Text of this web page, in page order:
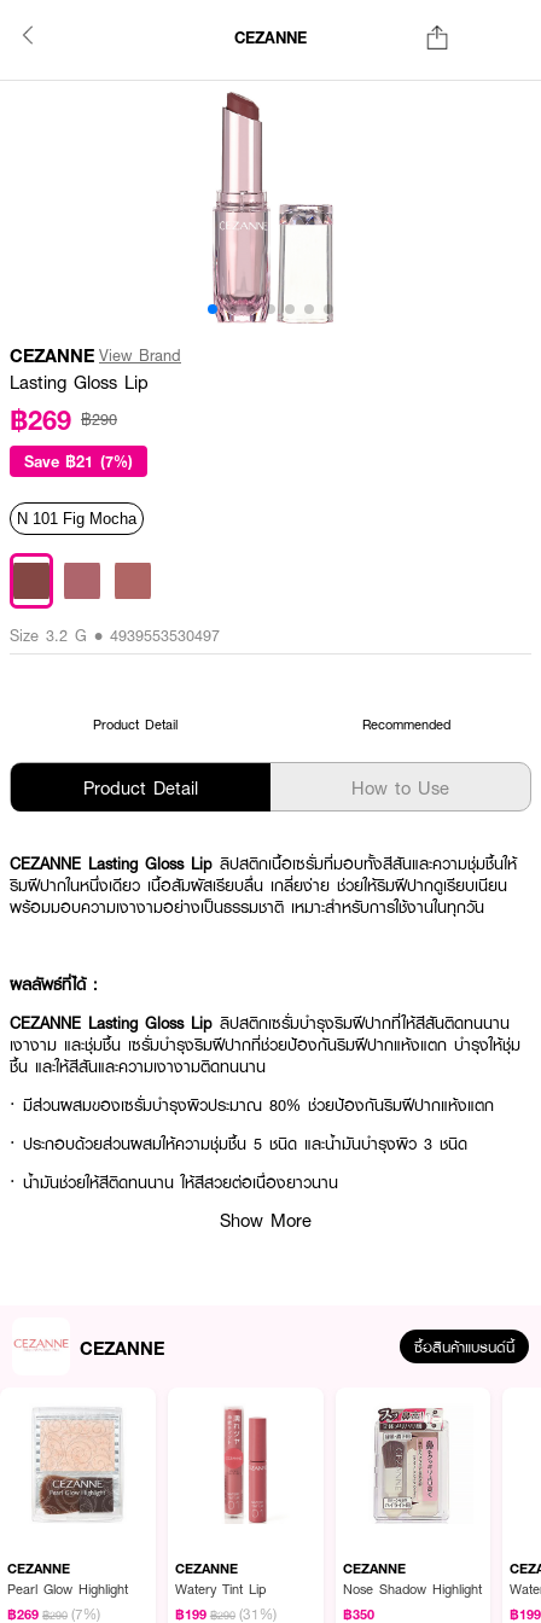
CEZANNE
CEZANNE View Brand
Lasting Gloss Lip
฿269 ฿290
Save ฿21 (7%)
N 101 Fig Mocha
Size 3.2 G • 4939553530497
Product Detail Recommended
Product Detail How to Use
CEZANNE Lasting Gloss Lip ลิปสติกเนื้อเซรั่มที่มอบทั้งสีสันและความชุ่มชื้นให้
ริมฝีปากในหนึ่งเดียว เนื้อสัมผัสเรียบลื่น เกลี่ยง่าย ช่วยให้ริมฝีปากดูเรียบเนียน
พร้อมมอบความเงางามอย่างเป็นธรรมชาติ เหมาะสำหรับการใช้งานในทุกวัน
ผลลัพธ์ที่ได้ :
CEZANNE Lasting Gloss Lip ลิปสติกเซรั่มบำรุงริมฝีปากที่ให้สีสันติดทนนาน
เงางาม และชุ่มชื้น เซรั่มบำรุงริมฝีปากที่ช่วยป้องกันริมฝีปากแห้งแตก บำรุงให้ชุ่ม
ชื้น และให้สีสันและความเงางามติดทนนาน
· มีส่วนผสมของเซรั่มบำรุงผิวประมาณ 80% ช่วยป้องกันริมฝีปากแห้งแตก
· ประกอบด้วยส่วนผสมให้ความชุ่มชื้น 5 ชนิด และน้ำมันบำรุงผิว 3 ชนิด
· น้ำมันช่วยให้สีติดทนนาน ให้สีสวยต่อเนื่องยาวนาน
· มีส่วนผสมของน้ำมันที่ละลายในอุณหภูมิริมฝีปาก ให้สัมผัสเนียนนุ่ม เงางามสวย
· FDA Registration No. : 10-2-6900010048
How to Use :
ทาลงบนริมฝีปากในปริมาณที่เหมาะสม
3 เฉดสี
101 Fig Mocha สีน้ำตาลอ่อนอบอุ่นอมแดง
201 Pink Rosé สีชมพูใสที่มอบผิวเปล่งปลั่งดูเป็นธรรมชาติ
Show More
CEZANNE ซื้อสินค้าแบรนด์นี้
CEZANNE
Pearl Glow Highlight
฿269 ฿290 (7%)
CEZANNE
Watery Tint Lip
฿199 ฿290 (31%)
CEZANNE
Nose Shadow Highlight
฿350
฿199